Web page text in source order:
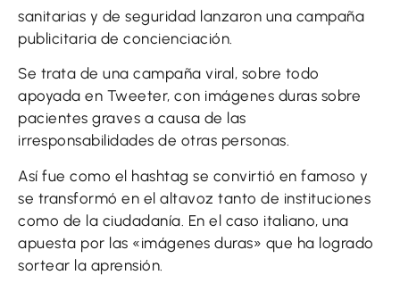
sanitarias y de seguridad lanzaron una campaña
publicitaria de concienciación.
Se trata de una campaña viral, sobre todo
apoyada en Tweeter, con imágenes duras sobre
pacientes graves a causa de las
irresponsabilidades de otras personas.
Así fue como el hashtag se convirtió en famoso y
se transformó en el altavoz tanto de instituciones
como de la ciudadanía. En el caso italiano, una
apuesta por las «imágenes duras» que ha logrado
sortear la aprensión.